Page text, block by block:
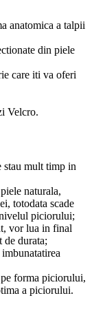
anatomica a talpii
din piele
care iti va oferi
Velcro.
stau mult timp in
naturala,
totodata scade
piciorului;
vor lua in final
durata;
forma piciorului,
a piciorului.